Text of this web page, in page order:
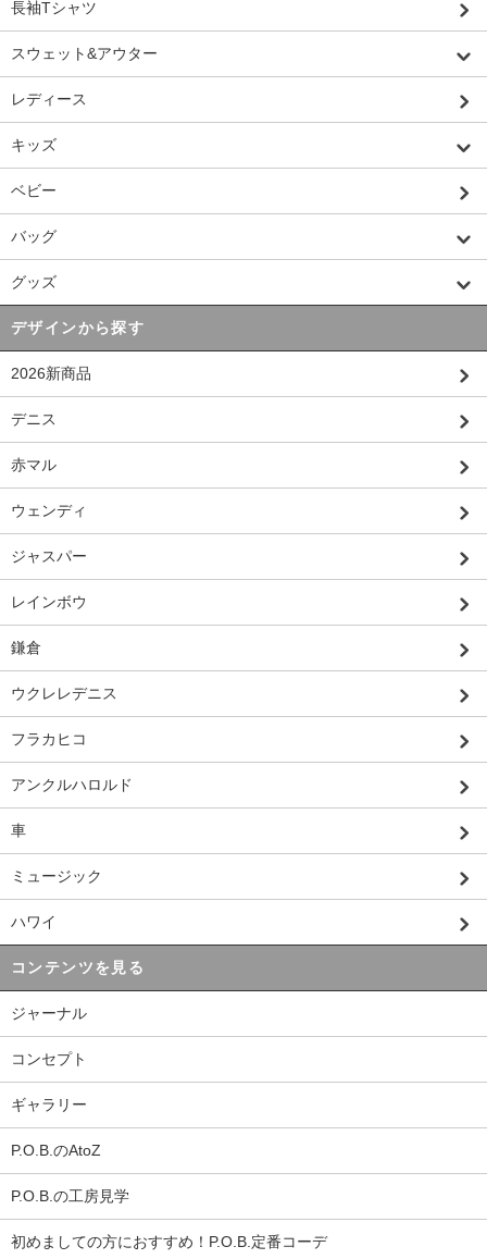
長袖Tシャツ
スウェット&アウター
レディース
キッズ
ベビー
バッグ
グッズ
デザインから探す
2026新商品
デニス
赤マル
ウェンディ
ジャスパー
レインボウ
鎌倉
ウクレレデニス
フラカヒコ
アンクルハロルド
車
ミュージック
ハワイ
コンテンツを見る
ジャーナル
コンセプト
ギャラリー
P.O.B.のAtoZ
P.O.B.の工房見学
初めましての方におすすめ！P.O.B.定番コーデ